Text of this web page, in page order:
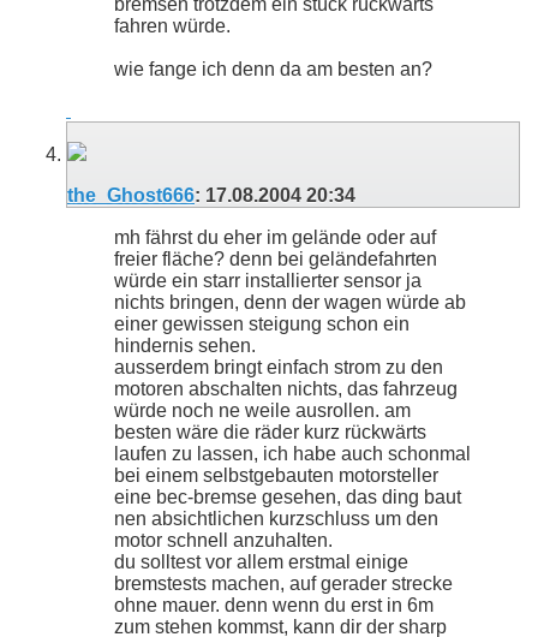
bremsen trotzdem ein stück rückwärts
fahren würde.
wie fange ich denn da am besten an?
the_Ghost666: 17.08.2004 20:34
mh fährst du eher im gelände oder auf
freier fläche? denn bei geländefahrten
würde ein starr installierter sensor ja
nichts bringen, denn der wagen würde ab
einer gewissen steigung schon ein
hindernis sehen.
ausserdem bringt einfach strom zu den
motoren abschalten nichts, das fahrzeug
würde noch ne weile ausrollen. am
besten wäre die räder kurz rückwärts
laufen zu lassen, ich habe auch schonmal
bei einem selbstgebauten motorsteller
eine bec-bremse gesehen, das ding baut
nen absichtlichen kurzschluss um den
motor schnell anzuhalten.
du solltest vor allem erstmal einige
bremstests machen, auf gerader strecke
ohne mauer. denn wenn du erst in 6m
zum stehen kommst, kann dir der sharp